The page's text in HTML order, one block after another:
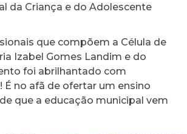
da Criança e do Adolescente
que compõem a Célula de
Izabel Gomes Landim e do
foi abrilhantado com
É no afã de ofertar um ensino
que a educação municipal vem